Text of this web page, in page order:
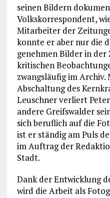
seinen Bildern
Volkskorrespondent,
Mitarbeiter der
konnte er aber nur die
genehmen Bilder in
kritischen
zwangsläufig im
Abschaltung des
Leuschner verliert
andere Greifswalder
sich beruflich auf die
ist er ständig am Puls
im Auftrag der
Stadt.
Dank der Entwicklung
wird die Arbeit als